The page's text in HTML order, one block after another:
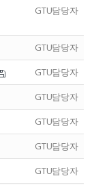
GTU담당자
GTU담당자
GTU담당자
GTU담당자
GTU담당자
GTU담당자
GTU담당자